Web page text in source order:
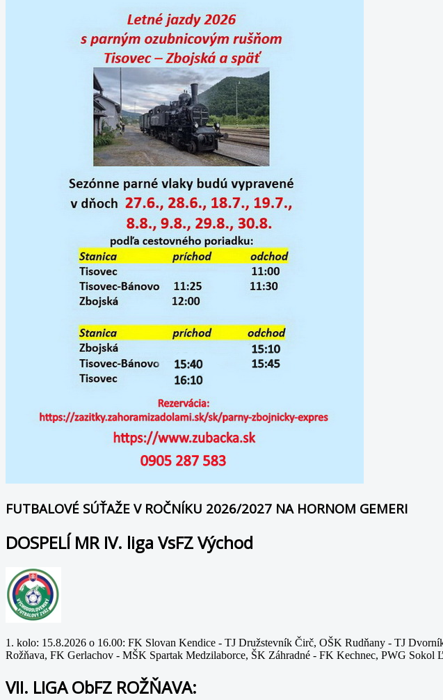
FUTBALOVÉ SÚŤAŽE V ROČNÍKU 2026/2027 NA HORNOM GEMERI
DOSPELÍ MR IV. liga VsFZ Východ
1. kolo: 15.8.2026 o 16.00: FK Slovan Kendice - TJ Družstevník Čirč, OŠK Rudňany - TJ
Rožňava, FK Gerlachov - MŠK Spartak Medzilaborce, ŠK Záhradné - FK Kechnec, PWG Sokol
VII. LIGA ObFZ ROŽŇAVA: